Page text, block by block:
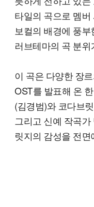
타일의 곡으로 멤
보컬의 배경에 풍
러브테마의 곡 분
이 곡은 다양한 장
OST를 발표해 온
(김경범)와 코다브
그리고 신예 작곡
릿지의 감성을 전